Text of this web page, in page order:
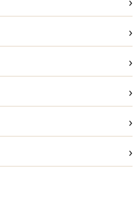
›
›
›
›
›